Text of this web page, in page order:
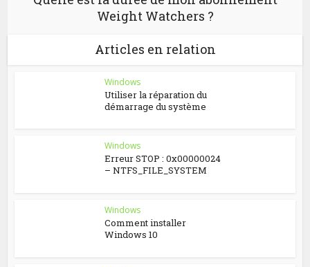
Weight Watchers ?
Articles en relation
Windows
Utiliser la réparation du
démarrage du système
Windows
Erreur STOP : 0x00000024
– NTFS_FILE_SYSTEM
Windows
Comment installer
Windows 10